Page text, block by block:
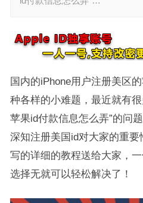
国内的iPhone用户注册美区
种各样的小难题，最近就有
苹果id付款信息怎么弄”的问
深知注册美国id对大家的重
写的详细的教程送给大家，
选择无就可以轻松解决了！